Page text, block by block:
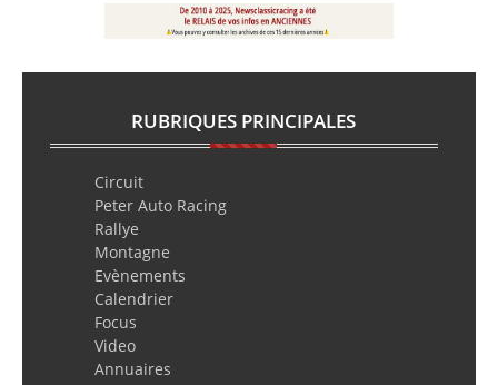
RUBRIQUES PRINCIPALES
Circuit
Peter Auto Racing
Rallye
Montagne
Evènements
Calendrier
Focus
Video
Annuaires